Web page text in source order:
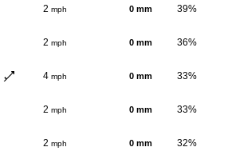
2 mph 0 mm 39%
2 mph 0 mm 36%
4 mph 0 mm 33%
2 mph 0 mm 33%
2 mph 0 mm 32%